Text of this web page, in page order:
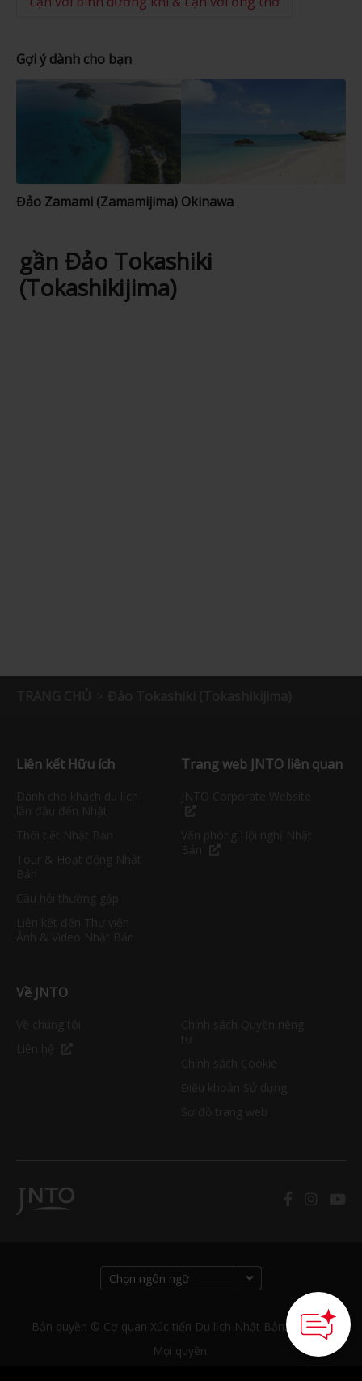
Gợi ý dành cho bạn
Đảo Zamami (Zamamijima) Okinawa
gần Đảo Tokashiki
(Tokashikijima)
Liên kết Hữu ích Trang web JNTO liên quan
Về JNTO
Bản quyền © Cơ quan Xúc tiến Du lịch Nhật Bản. Bảo lưu
Mọi quyền.